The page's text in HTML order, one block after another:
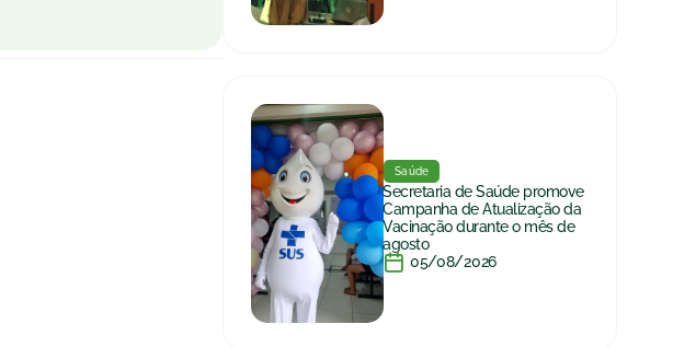
Saúde
Secretaria de Saúde promove
Campanha de Atualização da
Vacinação durante o mês de
agosto
05/08/2026